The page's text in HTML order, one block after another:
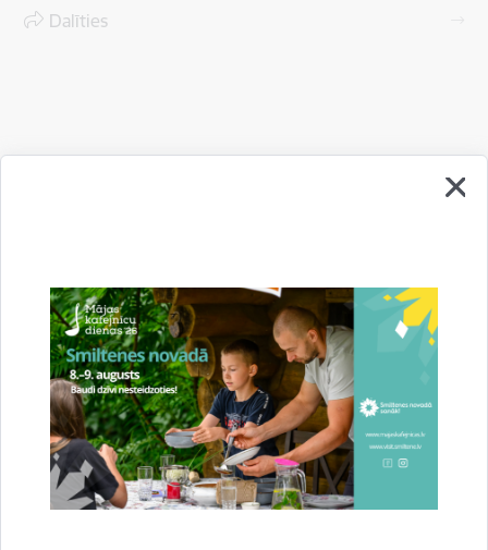
Dalīties
Vai šī informācija bija noderīga?
Sniegt atsauksmi